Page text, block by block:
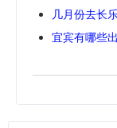
几月份去长
宜宾有哪些